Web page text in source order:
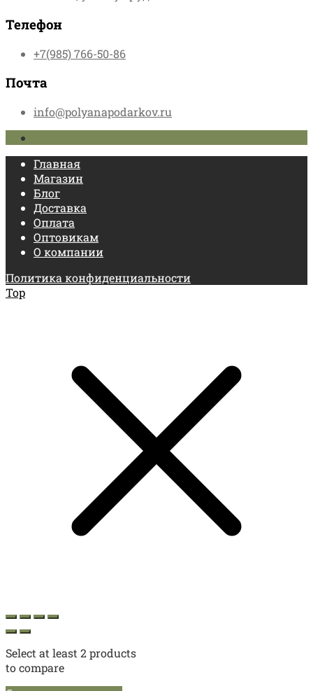
Телефон
+7(985) 766-50-86
Почта
info@polyanapodarkov.ru
Главная
Магазин
Блог
Доставка
Оплата
Оптовикам
О компании
Политика конфиденциальности
Top
Select at least 2 products
to compare